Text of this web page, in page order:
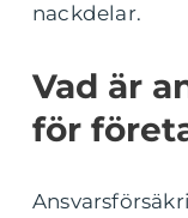
nackdelar.
Vad är
för